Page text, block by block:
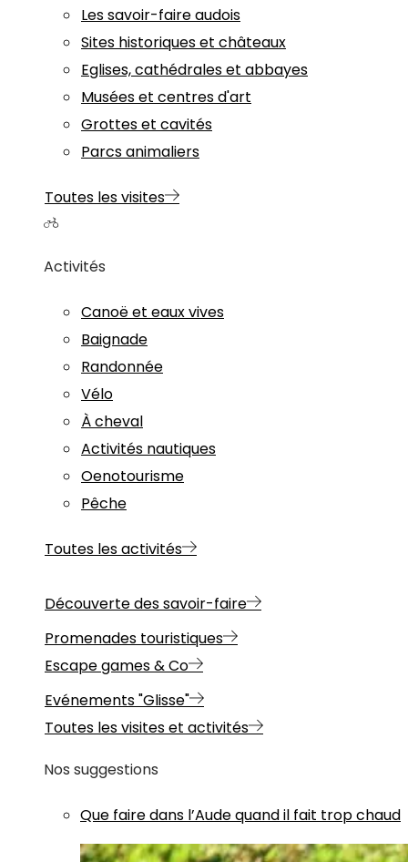
Les savoir-faire audois
Sites historiques et châteaux
Eglises, cathédrales et abbayes
Musées et centres d'art
Grottes et cavités
Parcs animaliers
Toutes les visites
Activités
Canoë et eaux vives
Baignade
Randonnée
Vélo
À cheval
Activités nautiques
Oenotourisme
Pêche
Toutes les activités
Découverte des savoir-faire
Promenades touristiques
Escape games & Co
Evénements "Glisse"
Toutes les visites et activités
Nos suggestions
Que faire dans l’Aude quand il fait trop chaud